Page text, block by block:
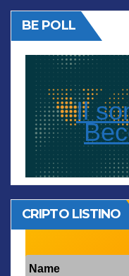
BE POLL
Il
CRIPTO LISTINO
Name